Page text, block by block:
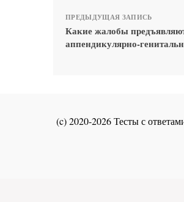
ПРЕДЫДУЩАЯ ЗАПИСЬ
Какие жалобы
аппендикулярно-
(c) 2020-2026 Тесты с